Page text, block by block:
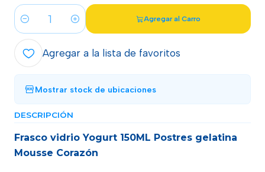
Cantidad
Agregar al Carro
Agregar a la lista de favoritos
Mostrar stock de ubicaciones
DESCRIPCIÓN
Frasco vidrio Yogurt 150ML Postres gelatina
Mousse Corazón